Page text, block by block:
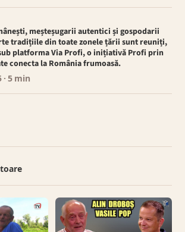
meșteșugarii autentici și gospodarii
tradițiile din toate zonele țării sunt reuniți,
platforma Via Profi, o inițiativă Profi prin
conecta la România frumoasă.
· 5 min